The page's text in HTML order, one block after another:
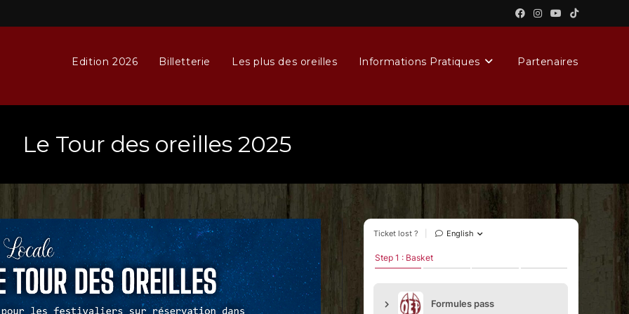
Edition 2026 Billetterie Les plus des oreilles Informations Pratiques Partenaires
Le Tour des oreilles 2025